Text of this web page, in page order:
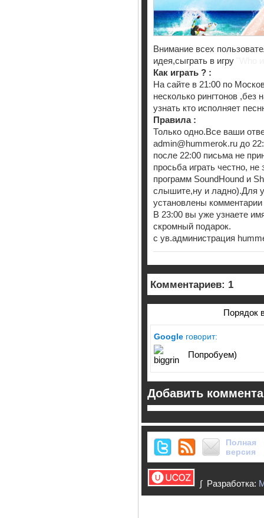
Внимание всех
идея,сыграть в игру
Как играть ? :
На сайте в 21:00 по
несколько рингтонов ,без
узнать кто исполняет
Правила :
Только одно.Все ваши
admin@hummerok.ru до
после 22:00 письма не
просьба играть честно,
программ SoundHound и
слышите,ну и ладно).Для
установлены комментарии
В 23:00 вы уже узнаете
скромный подарок.
с ув.администрация
Комментариев: 1
Порядок
Google говорит:
Попробуем)
Добавить
Полная
версия
∫ Разработка: